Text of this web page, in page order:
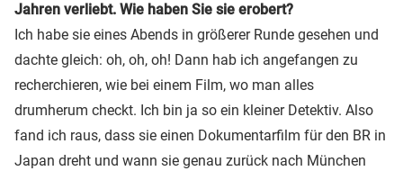
Jahren verliebt. Wie haben Sie sie erobert?
Ich habe sie eines Abends in größerer Runde gesehen und
dachte gleich: oh, oh, oh! Dann hab ich angefangen zu
recherchieren, wie bei einem Film, wo man alles
drumherum checkt. Ich bin ja so ein kleiner Detektiv. Also
fand ich raus, dass sie einen Dokumentarfilm für den BR in
Japan dreht und wann sie genau zurück nach München